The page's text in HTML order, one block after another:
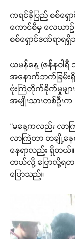
ကရင်နီပြည် စစ်ရှေ
ကောင်စီမှ လေယာဉ်
စစ်ရှောင်ဒဏ်ရာရ
ယမန်နေ့ (ဇန်နဝါရီ
အနောက်ဘက်ခြမ်း
ဗုံးကြဲတိုက်ခိုက်မှုမျာ
အမျိုးသားတစ်ဦး
“မနေ့ကလည်း လာ
လာကြဲတာ တချို့န
နေရာလည်း ရှိတယ်။
တယ်လို့ ပြောလို့ရ
ပြောသည်။